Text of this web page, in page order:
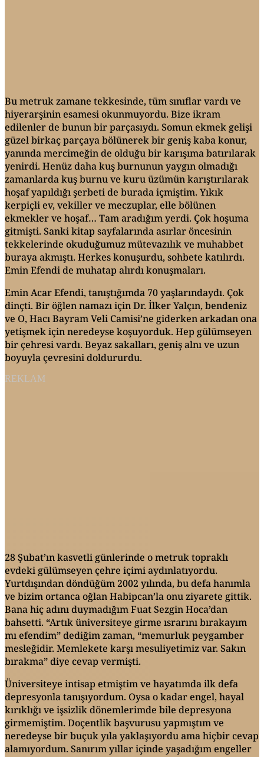
Bu metruk zamane tekkesinde, tüm sınıflar vardı ve
hiyerarşinin esamesi okunmuyordu. Bize ikram
edilenler de bunun bir parçasıydı. Somun ekmek gelişi
güzel birkaç parçaya bölünerek bir geniş kaba konur,
yanında mercimeğin de olduğu bir karışıma batırılarak
yenirdi. Henüz daha kuş burnunun yaygın olmadığı
zamanlarda kuş burnu ve kuru üzümün karıştırılarak
hoşaf yapıldığı şerbeti de burada içmiştim. Yıkık
kerpiçli ev, vekiller ve meczuplar, elle bölünen
ekmekler ve hoşaf… Tam aradığım yerdi. Çok hoşuma
gitmişti. Sanki kitap sayfalarında asırlar öncesinin
tekkelerinde okuduğumuz mütevazılık ve muhabbet
buraya akmıştı. Herkes konuşurdu, sohbete katılırdı.
Emin Efendi de muhatap alırdı konuşmaları.
Emin Acar Efendi, tanıştığımda 70 yaşlarındaydı. Çok
dinçti. Bir öğlen namazı için Dr. İlker Yalçın, bendeniz
ve O, Hacı Bayram Veli Camisi’ne giderken arkadan ona
yetişmek için neredeyse koşuyorduk. Hep gülümseyen
bir çehresi vardı. Beyaz sakalları, geniş alnı ve uzun
boyuyla çevresini doldururdu.
REKLAM
28 Şubat’ın kasvetli günlerinde o metruk topraklı
evdeki gülümseyen çehre içimi aydınlatıyordu.
Yurtdışından döndüğüm 2002 yılında, bu defa hanımla
ve bizim ortanca oğlan Habipcan’la onu ziyarete gittik.
Bana hiç adını duymadığım Fuat Sezgin Hoca’dan
bahsetti. “Artık üniversiteye girme ısrarını bırakayım
mı efendim” dediğim zaman, “memurluk peygamber
mesleğidir. Memlekete karşı mesuliyetimiz var. Sakın
bırakma” diye cevap vermişti.
Üniversiteye intisap etmiştim ve hayatımda ilk defa
depresyonla tanışıyordum. Oysa o kadar engel, hayal
kırıklığı ve işsizlik dönemlerimde bile depresyona
girmemiştim. Doçentlik başvurusu yapmıştım ve
neredeyse bir buçuk yıla yaklaşıyordu ama hiçbir cevap
alamıyordum. Sanırım yıllar içinde yaşadığım engeller